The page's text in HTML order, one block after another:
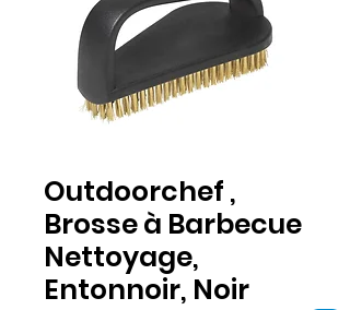
Outdoorchef ,
Brosse à Barbecue
Nettoyage,
Entonnoir, Noir